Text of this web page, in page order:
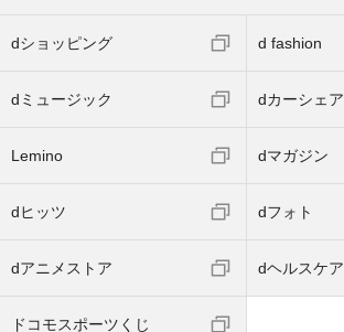
dショッピング d fashion
dミュージック dカーシェア
Lemino dマガジン
dヒッツ dフォト
dアニメストア dヘルスケア
ドコモスポーツくじ